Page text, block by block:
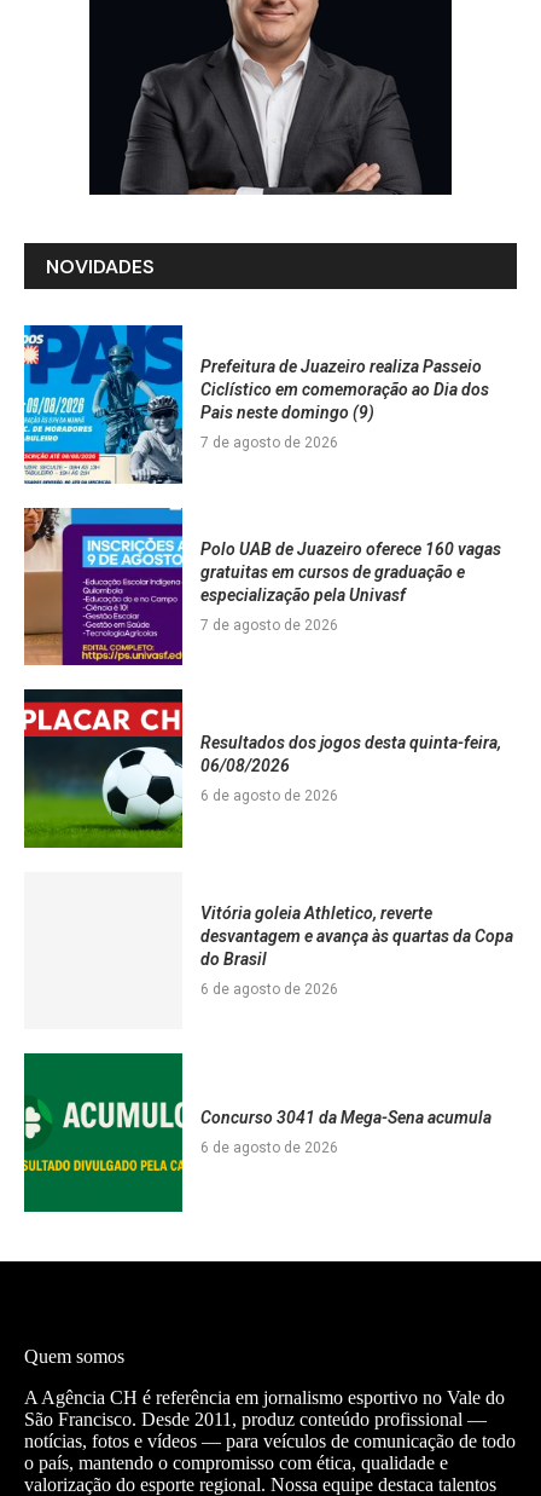
NOVIDADES
Prefeitura de Juazeiro realiza Passeio
Ciclístico em comemoração ao Dia dos
Pais neste domingo (9)
7 de agosto de 2026
Polo UAB de Juazeiro oferece 160 vagas
gratuitas em cursos de graduação e
especialização pela Univasf
7 de agosto de 2026
Resultados dos jogos desta quinta-feira,
06/08/2026
6 de agosto de 2026
Vitória goleia Athletico, reverte
desvantagem e avança às quartas da Copa
do Brasil
6 de agosto de 2026
Concurso 3041 da Mega-Sena acumula
6 de agosto de 2026
Quem somos
A Agência CH é referência em jornalismo esportivo no Vale do
São Francisco. Desde 2011, produz conteúdo profissional —
notícias, fotos e vídeos — para veículos de comunicação de todo
o país, mantendo o compromisso com ética, qualidade e
valorização do esporte regional. Nossa equipe destaca talentos